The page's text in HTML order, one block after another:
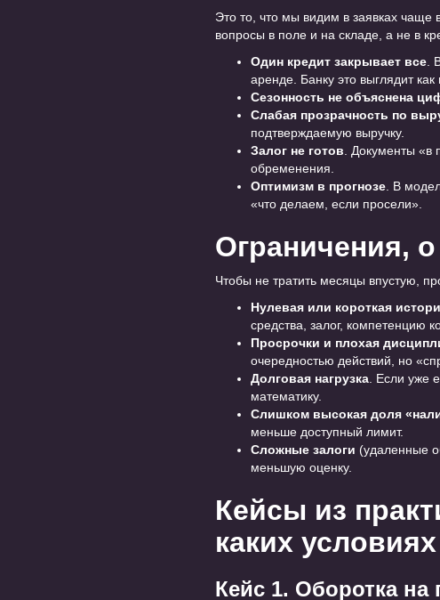
Это то, что мы видим в заявках чаще
вопросы в поле и на складе, а не в
Один кредит закрывает все .
аренде. Банку это выглядит как
Сезонность не объяснена
Слабая прозрачность по
подтверждаемую выручку.
Залог не готов . Документы «в
обременения.
Оптимизм в прогнозе . В
«что делаем, если просели».
Ограничения,
Чтобы не тратить месяцы впустую,
Нулевая или короткая
средства, залог, компетенцию
Просрочки и плохая
очередностью действий, но
Долговая нагрузка . Если уже
математику.
Слишком высокая доля
меньше доступный лимит.
Сложные залоги (удаленные
меньшую оценку.
Кейсы из
каких условиях
Кейс 1. Оборотка